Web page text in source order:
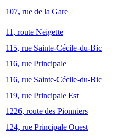
107, rue de la Gare
11, route Neigette
115, rue Sainte-Cécile-du-Bic
116, rue Principale
116, rue Sainte-Cécile-du-Bic
119, rue Principale Est
1226, route des Pionniers
124, rue Principale Ouest